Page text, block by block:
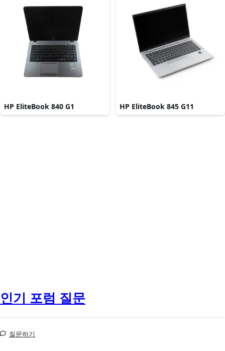
HP EliteBook 840 G1 HP EliteBook 845 G11
인기 포럼 질문
질문하기